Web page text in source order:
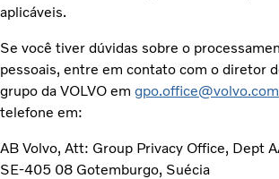
aplicáveis.
Se você tiver dúvidas sobre o
pessoais, entre em contato com o diretor
grupo da VOLVO em gpo.office@volvo.com
telefone em:
AB Volvo, Att: Group Privacy Office, Dept
SE-405 08 Gotemburgo, Suécia